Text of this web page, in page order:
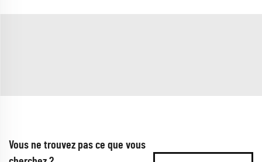
Vous ne trouvez pas ce que vous